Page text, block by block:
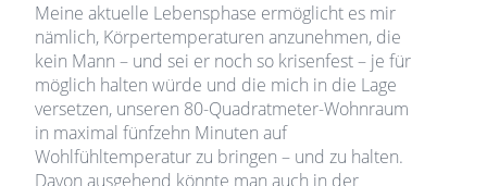
Meine aktuelle Lebensphase ermöglicht es mir
nämlich, Körpertemperaturen anzunehmen, die
kein Mann – und sei er noch so krisenfest – je für
möglich halten würde und die mich in die Lage
versetzen, unseren 80-Quadratmeter-Wohnraum
in maximal fünfzehn Minuten auf
Wohlfühltemperatur zu bringen – und zu halten.
Davon ausgehend könnte man auch in der